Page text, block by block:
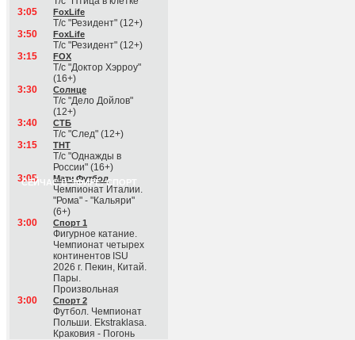
3:05
FoxLife
Т/с "Резидент" (12+)
3:50
FoxLife
Т/с "Резидент" (12+)
3:15
FOX
Т/с "Доктор Хэрроу"
(16+)
3:30
Солнце
Т/с "Дело Дойлов"
(12+)
3:40
СТБ
Т/с "След" (12+)
3:15
ТНТ
Т/с "Однажды в
России" (16+)
СЕЙЧАС В ЭФИРЕ: СПОРТ
3:05 Матч Футбол
Чемпионат Италии.
"Рома" - "Кальяри"
(6+)
3:00
Спорт 1
Фигурное катание.
Чемпионат четырех
континентов ISU
2026 г. Пекин, Китай.
Пары.
Произвольная
3:00
Спорт 2
Футбол. Чемпионат
Польши. Ekstraklasa.
Краковия - Погонь